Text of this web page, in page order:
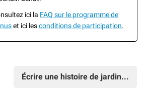
ici la FAQ sur le programme de
et ici lesconditions de participation.
Écrire une histoire de jardin...